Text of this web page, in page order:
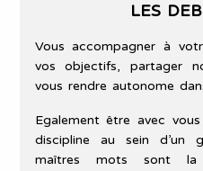
LES
Vous accompagner à
vos objectifs, partager
vous rendre autonome
Egalement être avec
discipline au sein d’un
maîtres mots sont